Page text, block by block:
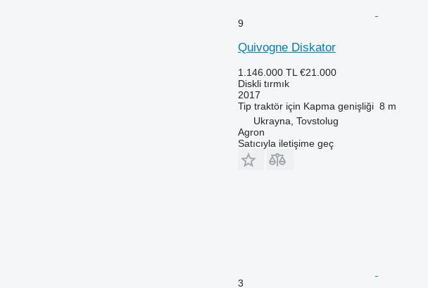
9
Quivogne Diskator
1.146.000 TL €21.000
Diskli tırmık
2017
Tip traktör için Kapma genişliği 8 m
Ukrayna, Tovstolug
Agron
Satıcıyla iletişime geç
3